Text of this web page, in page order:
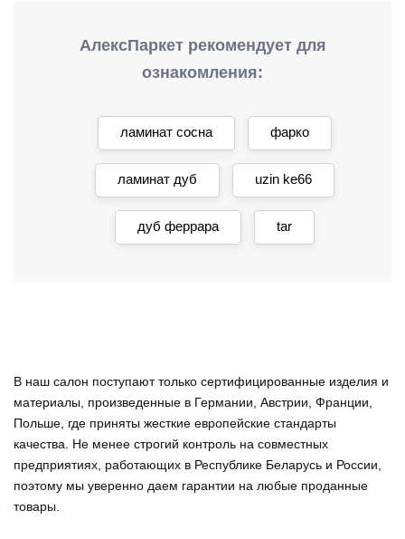
АлексПаркет рекомендует для
ознакомления:
ламинат сосна фарко
ламинат дуб uzin ke66
дуб феррара tar
В наш салон поступают только сертифицированные изделия и
материалы, произведенные в Германии, Австрии, Франции,
Польше, где приняты жесткие европейские стандарты
качества. Не менее строгий контроль на совместных
предприятиях, работающих в Республике Беларусь и России,
поэтому мы уверенно даем гарантии на любые проданные
товары